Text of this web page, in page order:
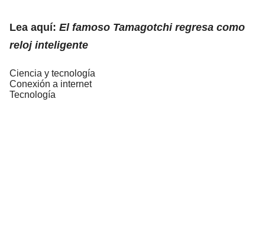
Lea aquí: El famoso Tamagotchi regresa como
reloj inteligente
Ciencia y tecnología
Conexión a internet
Tecnología